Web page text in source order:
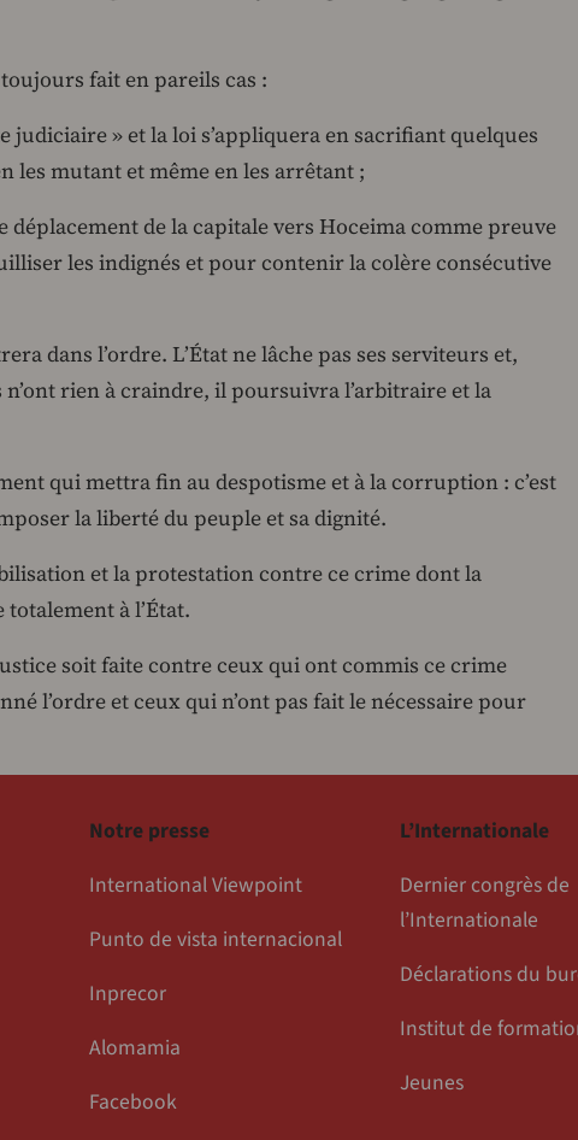
fait en pareils cas :
judiciaire » et la loi s’appliquera en sacrifiant quelques
les mutant et même en les arrêtant ;
déplacement de la capitale vers Hoceima comme preuve
les indignés et pour contenir la colère consécutive
dans l’ordre. L’État ne lâche pas ses serviteurs et,
rien à craindre, il poursuivra l’arbitraire et la
qui mettra fin au despotisme et à la corruption : c’est
la liberté du peuple et sa dignité.
et la protestation contre ce crime dont la
à l’État.
soit faite contre ceux qui ont commis ce crime
l’ordre et ceux qui n’ont pas fait le nécessaire pour
Notre presse
International Viewpoint
Punto de vista internacional
Inprecor
Alomamia
Facebook
L’Internationale
Dernier congrès de
l’Internationale
Déclarations du
Institut de
Jeunes